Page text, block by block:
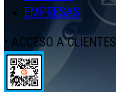
EMPRESAS
• ACCESO A CLIENTES